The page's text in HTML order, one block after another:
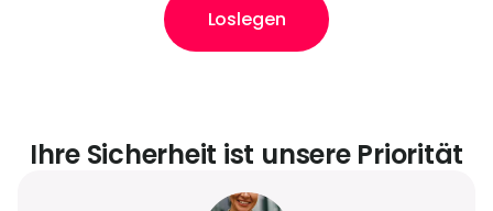
Loslegen
Ihre Sicherheit ist unsere Priorität